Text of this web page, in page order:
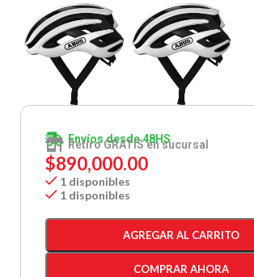
Envíos desde 48HS
Retiro GRATIS en sucursal
$890,000.00
1 disponibles
1 disponibles
AGREGAR AL CARRITO
COMPRAR AHORA